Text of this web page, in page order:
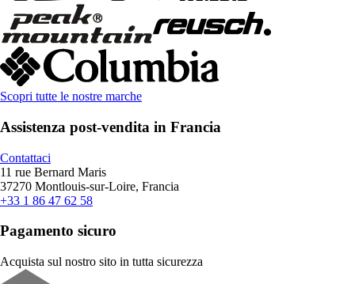
Scopri tutte le nostre marche
Assistenza post-vendita in Francia
Contattaci
11 rue Bernard Maris
37270 Montlouis-sur-Loire, Francia
+33 1 86 47 62 58
Pagamento sicuro
Acquista sul nostro sito in tutta sicurezza